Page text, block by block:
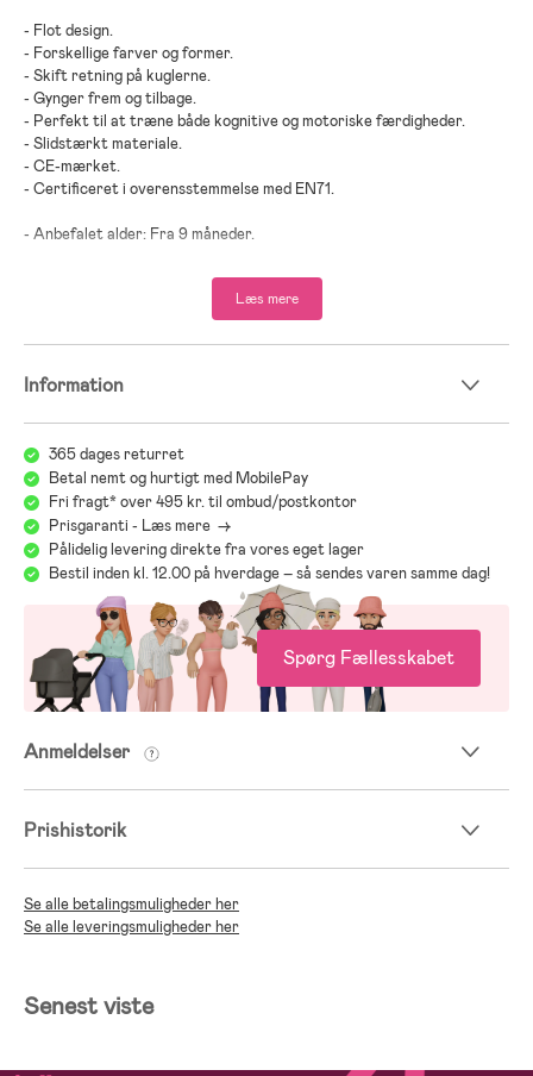
- Flot design.
- Forskellige farver og former.
- Skift retning på kuglerne.
- Gynger frem og tilbage.
- Perfekt til at træne både kognitive og motoriske færdigheder.
- Slidstærkt materiale.
- CE-mærket.
- Certificeret i overensstemmelse med EN71.
- Anbefalet alder: Fra 9 måneder.
Læs mere
Information
365 dages returret
Betal nemt og hurtigt med MobilePay
Fri fragt* over 495 kr. til ombud/postkontor
Prisgaranti - Læs mere ->
Pålidelig levering direkte fra vores eget lager
Bestil inden kl. 12.00 på hverdage – så sendes varen samme dag!
Spørg Fællesskabet
Anmeldelser
Prishistorik
Se alle betalingsmuligheder her
Se alle leveringsmuligheder her
Senest viste